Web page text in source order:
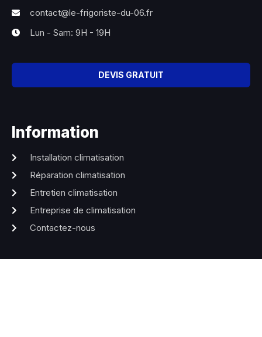
contact@le-frigoriste-du-06.fr
Lun - Sam: 9H - 19H
DEVIS GRATUIT
Information
Installation climatisation
Réparation climatisation
Entretien climatisation
Entreprise de climatisation
Contactez-nous